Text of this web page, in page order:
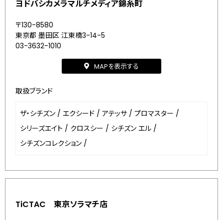
ヨドバシカメラマルチメディア錦糸町
〒130-8580
東京都 墨田区 江東橋3-14-5
03-3632-1010
MAPを表示する
取扱ブランド
ザ・シチズン / エクシード / アテッサ / プロマスター /
シリーズエイト / クロスシー / シチズン エル /
シチズンコレクション /
TiCTAC 東京ソラマチ店